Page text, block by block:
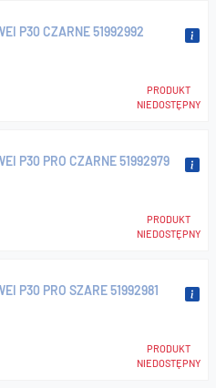
P30 CZARNE 51992992
PRODUKT
NIEDOSTĘPNY
P30 PRO CZARNE 51992979
PRODUKT
NIEDOSTĘPNY
P30 PRO SZARE 51992981
PRODUKT
NIEDOSTĘPNY